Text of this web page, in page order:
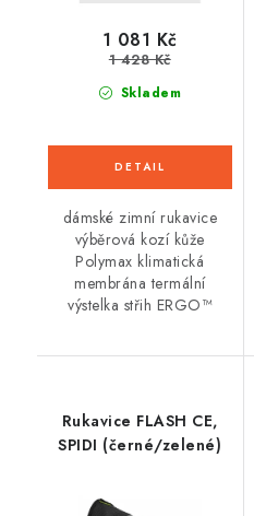
Skladem
1 081 Kč
1 428 Kč
dámské zimní rukavice
výběrová kozí kůže
Polymax klimatická
membrána termální
výstelka střih ERGO™
Rukavice FLASH CE,
SPIDI (černé/zelené)